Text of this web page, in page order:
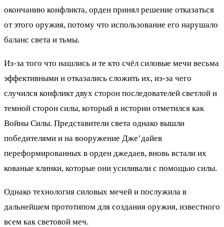
окончанию конфликта, орден принял решение отказаться
от этого оружия, потому что использование его нарушало
баланс света и тьмы.
Из-за того что нашлись и те кто счёл силовые мечи весьма
эффективными и отказались сложить их, из-за чего
случился конфликт двух сторон последователей светлой и
темной сторон силы, который в истории отметился как
Войны Силы. Представители света однако вышли
победителями и на вооружение Дже’дайев
переформированных в орден джедаев, вновь встали их
кованые клинки, которые они усиливали с помощью силы.
Однако технология силовых мечей и послужила в
дальнейшем прототипом для создания оружия, известного
всем как световой меч.